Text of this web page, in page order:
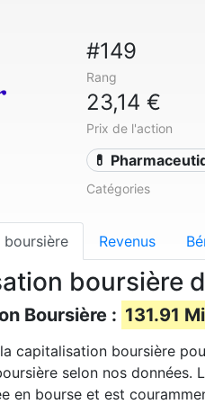
#149
Rang
23,14 €
Prix de l'action
💊
Catégories
Revenus
boursière
Boursière : 131.91
capitalisation boursière
selon nos données.
en bourse et est